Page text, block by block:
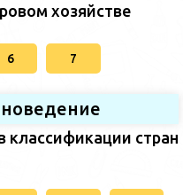
хозяйстве
6 7
классификации стран